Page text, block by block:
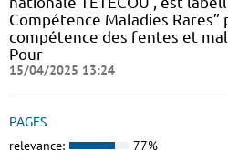
Compétence Maladies Rares”
compétence des fentes et
Pour
15/04/2025 13:24
PAGES
relevance: 77%